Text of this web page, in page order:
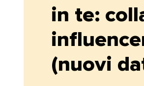
in te:
(nuovi